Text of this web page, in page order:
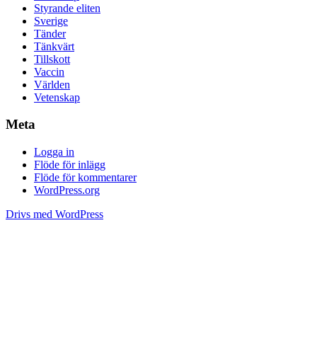
Styrande eliten
Sverige
Tänder
Tänkvärt
Tillskott
Vaccin
Världen
Vetenskap
Meta
Logga in
Flöde för inlägg
Flöde för kommentarer
WordPress.org
Drivs med WordPress